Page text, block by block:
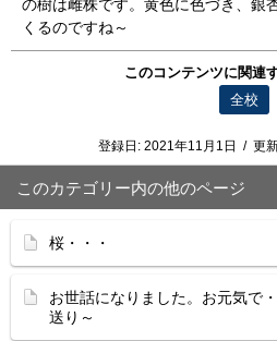
の樹は雌株です。黄色に色づき、銀
くるのですね～
このコンテンツに関連
全校
登録日: 2021年11月1日 / 更
このカテゴリー内の他のページ
桜・・・
お世話になりました。お元気
送り～